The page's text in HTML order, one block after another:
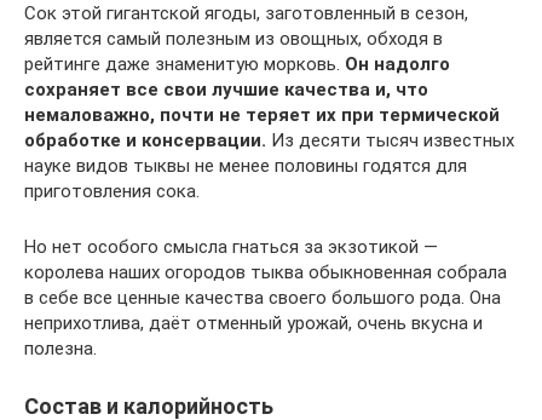
Сок этой гигантской ягоды, заготовленный в сезон,
является самый полезным из овощных, обходя в
рейтинге даже знаменитую морковь. Он надолго
сохраняет все свои лучшие качества и, что
немаловажно, почти не теряет их при термической
обработке и консервации. Из десяти тысяч известных
науке видов тыквы не менее половины годятся для
приготовления сока.
Но нет особого смысла гнаться за экзотикой —
королева наших огородов тыква обыкновенная собрала
в себе все ценные качества своего большого рода. Она
неприхотлива, даёт отменный урожай, очень вкусна и
полезна.
Состав и калорийность